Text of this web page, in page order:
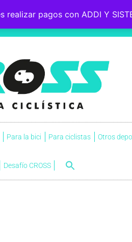
realizar pagos con ADDI Y
la
Para la bici Para ciclistas Otros
Desafío CROSS